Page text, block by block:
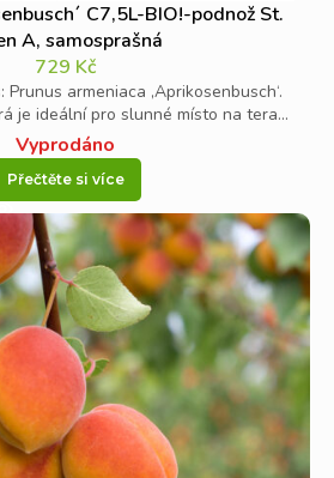
C7,5L-BIO!-podnož St.
A, samosprašná
729 Kč
armeniaca ‚Aprikosenbusch‘.
je ideální pro slunné místo na tera...
Vyprodáno
Přečtěte si více